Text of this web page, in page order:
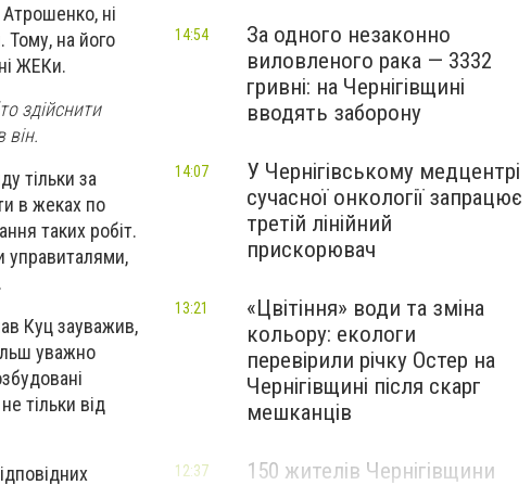
ні
Тому, на його
ЖЕКи.
здійснити
він.
тільки за
в жеках по
таких робіт.
управиталями,
Куц зауважив,
уважно
тільки від
За одного незаконно
виловленого рака — 3332
гривні: на Чернігівщині
вводять заборону
14:54
У Чернігівському медцентрі
сучасної онкології запрацює
третій лінійний
прискорювач
14:07
«Цвітіння» води та зміна
кольору: екологи
перевірили річку Остер на
Чернігівщині після скарг
мешканців
13:21
150 жителів Чернігівщини
12:37